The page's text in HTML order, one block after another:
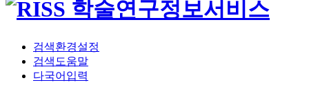
검색환경설정
검색도움말
다국어입력